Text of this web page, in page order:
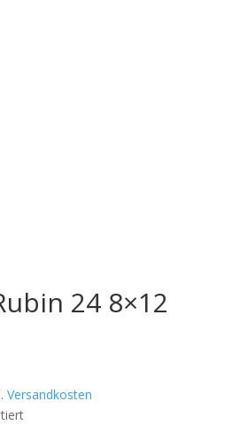
24 8×12
Versandkosten